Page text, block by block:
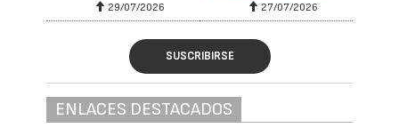
29/07/2026 27/07/2026
SUSCRIBIRSE
ENLACES DESTACADOS